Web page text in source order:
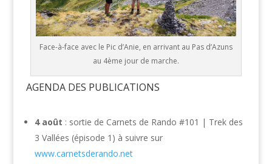
Face-à-face avec le Pic d’Anie, en arrivant au Pas d’Azuns
au 4ème jour de marche.
AGENDA DES PUBLICATIONS
4 août : sortie de Carnets de Rando #101 | Trek des
3 Vallées (épisode 1) à suivre sur
www.carnetsderando.net